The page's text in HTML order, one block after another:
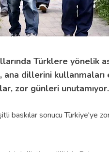
Türklere yönelik
ana dillerini
zor günleri unutamıyor.
baskılar sonucu Türkiye'ye